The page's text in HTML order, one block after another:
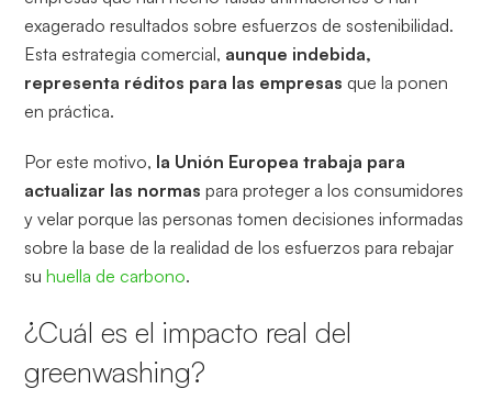
exagerado resultados sobre esfuerzos de sostenibilidad.
Esta estrategia comercial, aunque indebida,
representa réditos para las empresas que la ponen
en práctica.
Por este motivo, la Unión Europea trabaja para
actualizar las normas para proteger a los consumidores
y velar porque las personas tomen decisiones informadas
sobre la base de la realidad de los esfuerzos para rebajar
suhuella de carbono.
¿Cuál es el impacto real del
greenwashing?